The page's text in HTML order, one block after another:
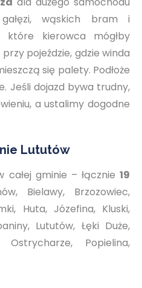
wąskich bram i
które kierowca mógłby
pojeździe, gdzie winda
się palety. Podłoże
Jeśli dojazd bywa trudny,
a ustalimy dogodne
Lututów
gminie – łącznie 19
Bielawy, Brzozowiec,
Huta, Józefina, Kluski,
Lututów, Łęki Duże,
Ostrycharze, Popielina,